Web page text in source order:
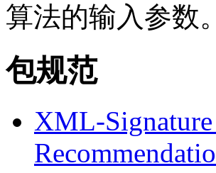
算法的输入参数。
包规范
XML-Signature